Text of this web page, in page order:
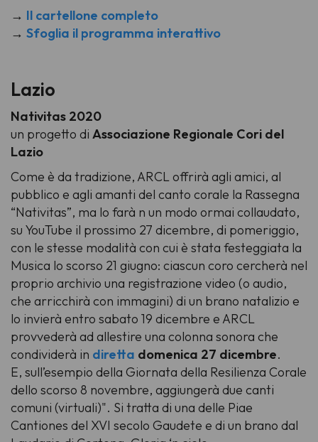
→ Il cartellone completo
→ Sfoglia il programma interattivo
Lazio
Nativitas 2020
un progetto di Associazione Regionale Cori del
Lazio
Come è da tradizione, ARCL offrirà agli amici, al
pubblico e agli amanti del canto corale la Rassegna
“Nativitas”, ma lo farà n un modo ormai collaudato,
su YouTube il prossimo 27 dicembre, di pomeriggio,
con le stesse modalità con cui è stata festeggiata la
Musica lo scorso 21 giugno: ciascun coro cercherà nel
proprio archivio una registrazione video (o audio,
che arricchirà con immagini) di un brano natalizio e
lo invierà entro sabato 19 dicembre e ARCL
provvederà ad allestire una colonna sonora che
condividerà in diretta domenica 27 dicembre.
E, sull’esempio della Giornata della Resilienza Corale
dello scorso 8 novembre, aggiungerà due canti
comuni (virtuali)". Si tratta di una delle Piae
Cantiones del XVI secolo Gaudete e di un brano dal